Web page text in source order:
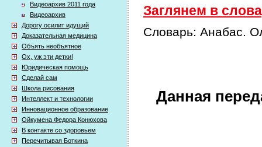
Видеоархив 2011 года
Видеоархив
Дорогу осилит идущий
Доказательная медицина
Объять необъятное
Ох, уж эти детки!
Юридическая помощь
Сделай сам
Школа рисования
Интеллект и технологии
Инновационное образование
Ойкумена Федора Конюхова
В контакте со здоровьем
Перечитывая Боткина
Заглянем в
Словарь: Анабас.
Данная